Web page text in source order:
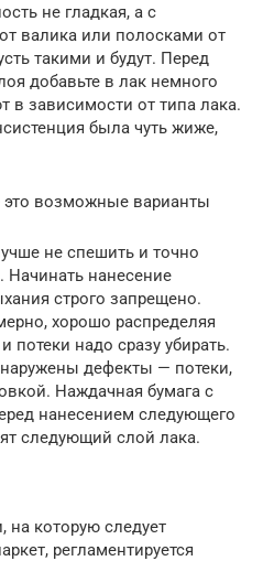
не гладкая, а с
валика или полосками от
такими и будут. Перед
добавьте в лак немного
в зависимости от типа лака.
была чуть жиже,
возможные варианты
не спешить и точно
нанесение
строго запрещено.
хорошо распределяя
потеки надо сразу убирать.
дефекты — потеки,
Наждачная бумага с
нанесением следующего
следующий слой лака.
на которую следует
регламентируется